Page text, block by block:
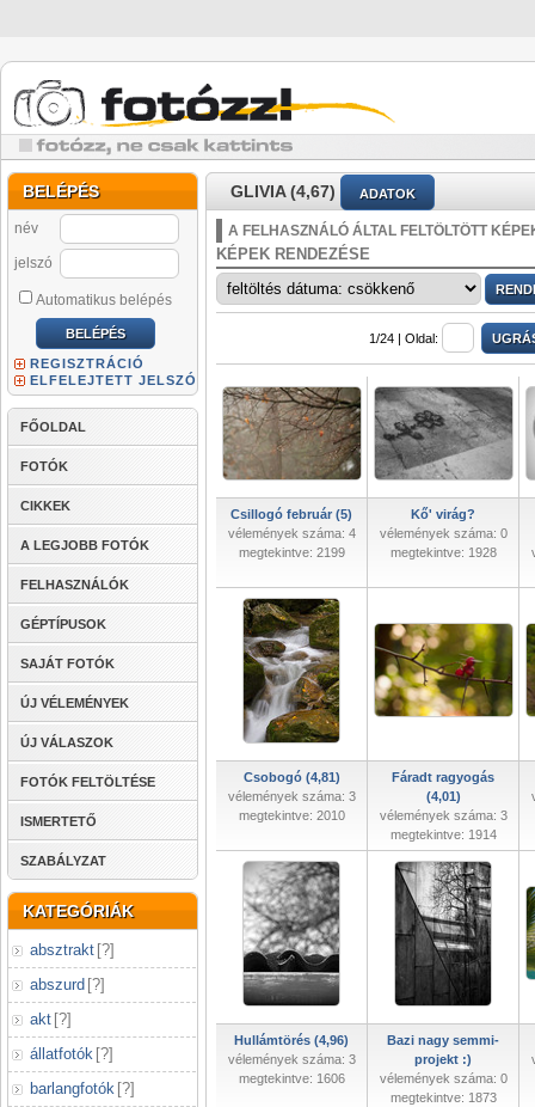
BELÉPÉS
név
jelszó
Automatikus belépés
REGISZTRÁCIÓ
ELFELEJTETT JELSZÓ
FŐOLDAL
FOTÓK
CIKKEK
A LEGJOBB FOTÓK
FELHASZNÁLÓK
GÉPTÍPUSOK
SAJÁT FOTÓK
ÚJ VÉLEMÉNYEK
ÚJ VÁLASZOK
FOTÓK FELTÖLTÉSE
ISMERTETŐ
SZABÁLYZAT
KATEGÓRIÁK
absztrakt [?]
abszurd [?]
akt [?]
állatfotók [?]
barlangfotók [?]
GLIVIA (4,67) ADATOK
A FELHASZNÁLÓ ÁLTAL FELTÖLTÖTT
KÉPEK RENDEZÉSE
1/24 | Oldal:
Csillogó február (5)
vélemények száma: 4
megtekintve: 2199
Kő' virág?
vélemények száma: 0
megtekintve: 1928
Csobogó (4,81)
vélemények száma: 3
megtekintve: 2010
Fáradt ragyogás
(4,01)
vélemények száma: 3
megtekintve: 1914
Hullámtörés (4,96)
vélemények száma: 3
megtekintve: 1606
Bazi nagy semmi-
projekt :)
vélemények száma: 0
megtekintve: 1873